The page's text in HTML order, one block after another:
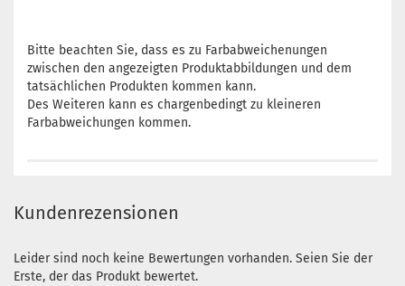
Bitte beachten Sie, dass es zu Farbabweichenungen
zwischen den angezeigten Produktabbildungen und dem
tatsächlichen Produkten kommen kann.
Des Weiteren kann es chargenbedingt zu kleineren
Farbabweichungen kommen.
Kundenrezensionen
Leider sind noch keine Bewertungen vorhanden. Seien Sie der
Erste, der das Produkt bewertet.